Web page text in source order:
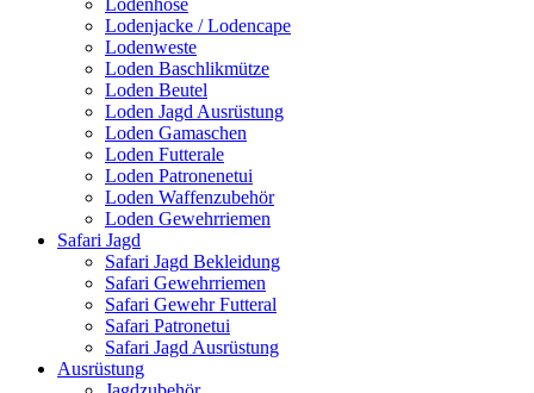
Lodenjacke / Lodencape
Lodenweste
Loden Baschlikmütze
Loden Beutel
Loden Jagd Ausrüstung
Loden Gamaschen
Loden Futterale
Loden Patronenetui
Loden Waffenzubehör
Loden Gewehrriemen
Safari Jagd
Safari Jagd Bekleidung
Safari Gewehrriemen
Safari Gewehr Futteral
Safari Patronetui
Safari Jagd Ausrüstung
Ausrüstung